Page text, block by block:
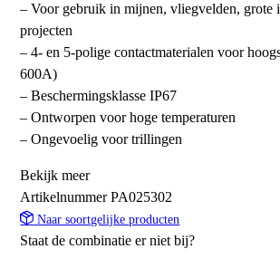
– Voor gebruik in mijnen, vliegvelden, grote
projecten
– 4- en 5-polige contactmaterialen voor
600A)
– Beschermingsklasse IP67
– Ontworpen voor hoge temperaturen
– Ongevoelig voor trillingen
Bekijk meer
ArtikelnummerPA025302
Naar soortgelijke producten
Staat de combinatie er niet bij?